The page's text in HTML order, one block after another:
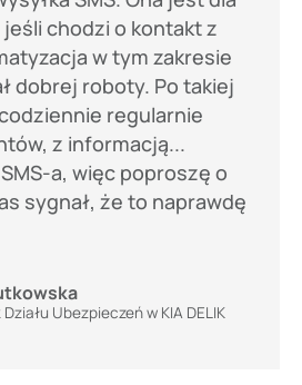
chodzi o kontakt z
w tym zakresie
dobrej roboty. Po takiej
regularnie
z informacją...
a, więc poproszę o
sygnał, że to naprawdę
Ubezpieczeń w KIA DELIK